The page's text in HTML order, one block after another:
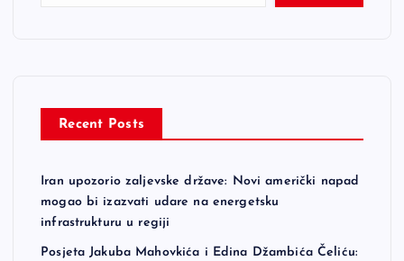
Recent Posts
Iran upozorio zaljevske države: Novi američki napad
mogao bi izazvati udare na energetsku
infrastrukturu u regiji
Posjeta Jakuba Mahovkića i Edina Džambića Čeliću: